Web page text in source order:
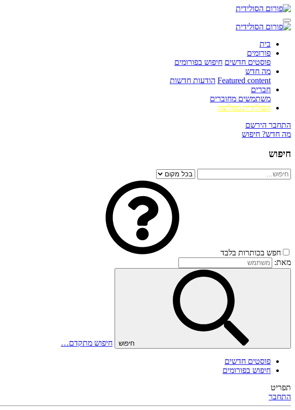
בית
פורומים
פוסטים חדשים חיפוש בפורומים
מה חדש
Featured content הודעות חדשות
חברים
משתמשים מחוברים
הסולידית ממליצה
התחבר הירשם
מה חדש? חיפוש
חיפוש
חפש בכותרות בלבד
מאת:
חיפוש חיפוש מתקדם…
פוסטים חדשים
חיפוש בפורומים
תפריט
התחבר